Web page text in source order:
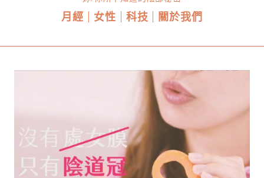
月經 女性 科技 關於我們